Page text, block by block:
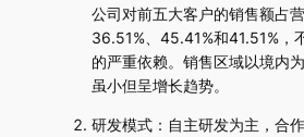
公司对前五大客户的销售额占
36.51%、45.41%和41.51%，
的严重依赖。销售区域以境内
虽小但呈增长趋势。
研发模式：自主研发为主，合